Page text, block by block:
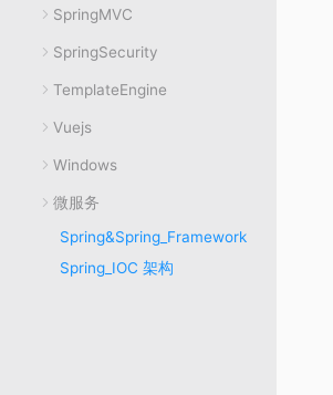
SpringMVC
SpringSecurity
TemplateEngine
Vuejs
Windows
微服务
Spring&Spring_Framework
Spring_IOC 架构